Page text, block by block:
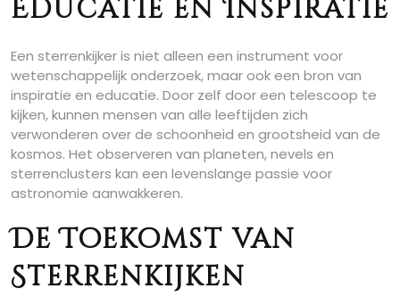
Educatie en Inspiratie
Een sterrenkijker is niet alleen een instrument voor
wetenschappelijk onderzoek, maar ook een bron van
inspiratie en educatie. Door zelf door een telescoop te
kijken, kunnen mensen van alle leeftijden zich
verwonderen over de schoonheid en grootsheid van de
kosmos. Het observeren van planeten, nevels en
sterrenclusters kan een levenslange passie voor
astronomie aanwakkeren.
De Toekomst van
Sterrenkijken